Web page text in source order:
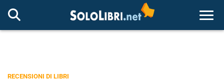
RECENSIONI DI LIBRI